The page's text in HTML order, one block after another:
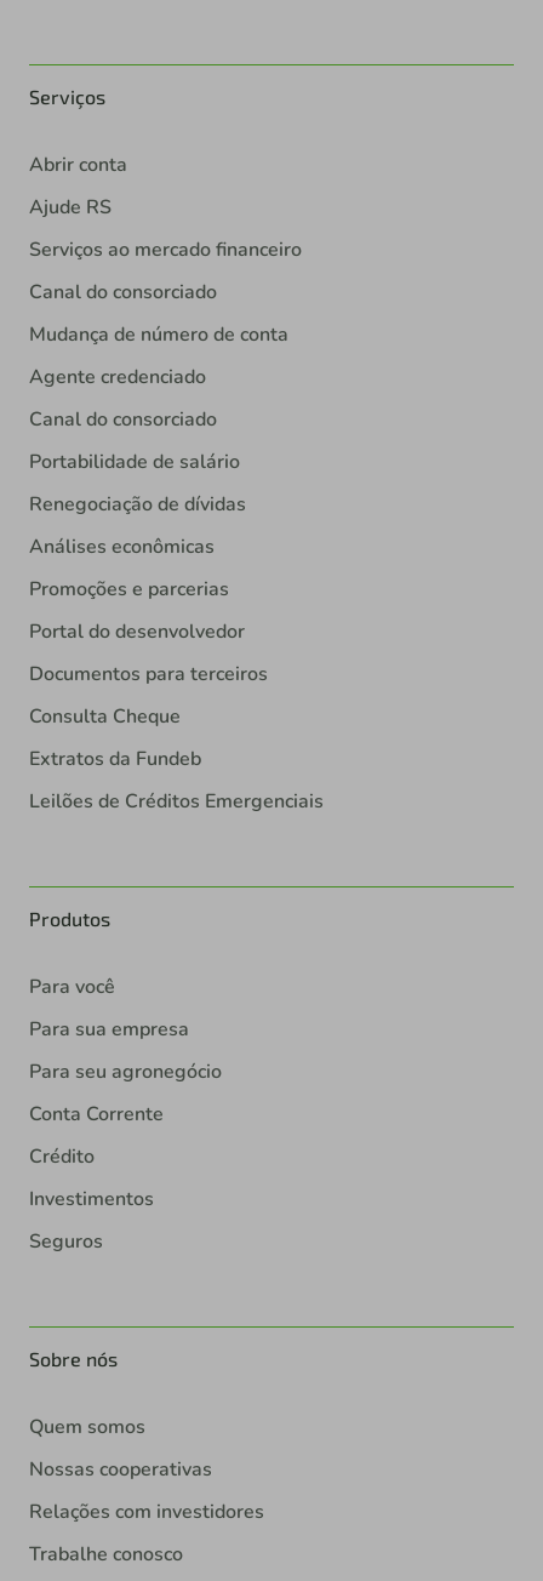
Serviços
Abrir conta
Ajude RS
Serviços ao mercado financeiro
Canal do consorciado
Mudança de número de conta
Agente credenciado
Canal do consorciado
Portabilidade de salário
Renegociação de dívidas
Análises econômicas
Promoções e parcerias
Portal do desenvolvedor
Documentos para terceiros
Consulta Cheque
Extratos da Fundeb
Leilões de Créditos Emergenciais
Produtos
Para você
Para sua empresa
Para seu agronegócio
Conta Corrente
Crédito
Investimentos
Seguros
Sobre nós
Quem somos
Nossas cooperativas
Relações com investidores
Trabalhe conosco